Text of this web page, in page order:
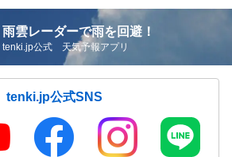
雨雲レーダーで雨を回避！
tenki.jp公式 天気予報アプリ
tenki.jp公式SNS